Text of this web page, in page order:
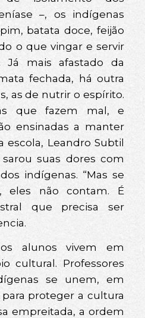
–, os indígenas
batata doce, feijão
o que vingar e servir
mais afastado da
fechada, há outra
as de nutrir o espírito.
que fazem mal, e
ensinadas a manter
escola, Leandro Subtil
suas dores com
indígenas. “Mas se
eles não contam. É
que precisa ser
alunos vivem em
cultural. Professores
se unem, em
proteger a cultura
empreitada, a ordem